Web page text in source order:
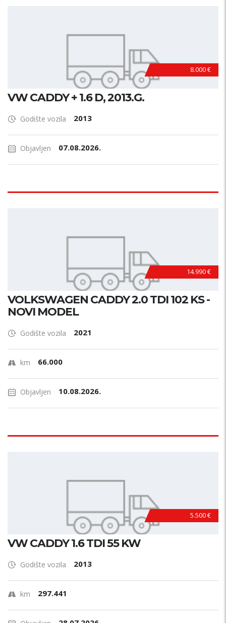
8.000 €
VW CADDY + 1.6 D, 2013.G.
Godište vozila 2013
Objavljen 07.08.2026.
14.990 €
VOLKSWAGEN CADDY 2.0 TDI 102 KS -
NOVI MODEL
Godište vozila 2021
km 66.000
Objavljen 10.08.2026.
5.500 €
VW CADDY 1.6 TDI 55 KW
Godište vozila 2013
km 297.441